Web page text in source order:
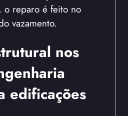
o reparo é feito no
vazamento.
nos
edificações